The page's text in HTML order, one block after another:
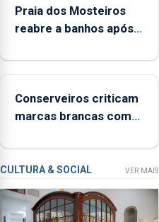
a
implementar
de
Ser”
a
prevenção
primária
da
Praia dos Mosteiros
reabre a banhos após
Conserveiros criticam
marcas brancas com
CULTURA & SOCIAL VER MAIS